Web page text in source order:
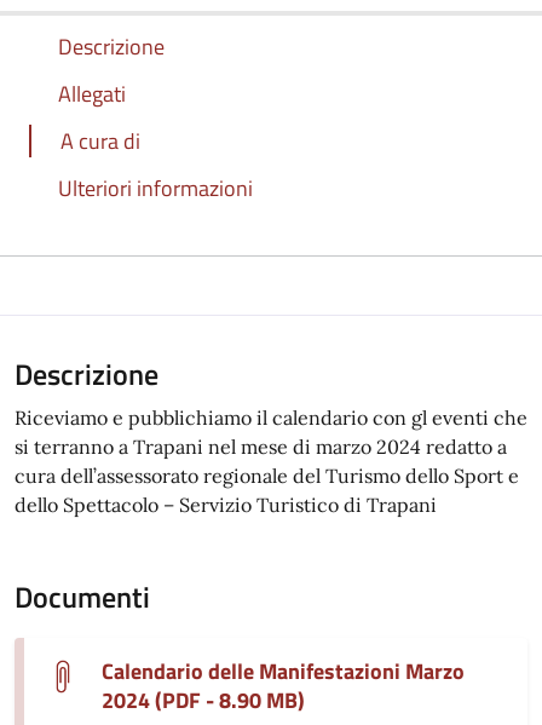
Descrizione
Allegati
A cura di
Ulteriori informazioni
Descrizione
Riceviamo e pubblichiamo il calendario con gl eventi che
si terranno a Trapani nel mese di marzo 2024 redatto a
cura dell’assessorato regionale del Turismo dello Sport e
dello Spettacolo – Servizio Turistico di Trapani
Documenti
Calendario delle Manifestazioni Marzo
2024 (PDF - 8.90 MB)